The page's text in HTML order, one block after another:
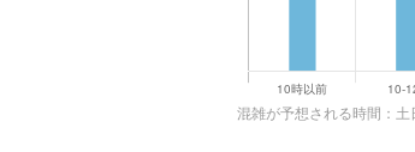
混雑が予想される時間：